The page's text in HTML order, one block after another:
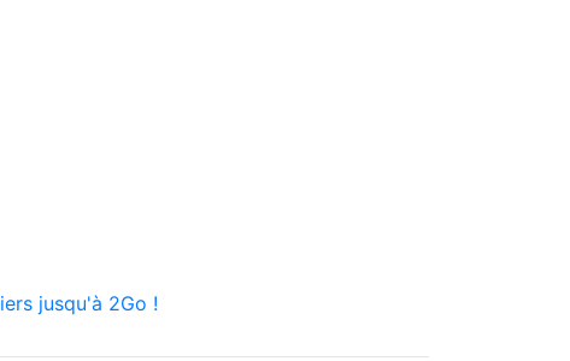
jusqu'à 2Go !